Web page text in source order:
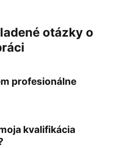
otázky o
profesionálne
kvalifikácia